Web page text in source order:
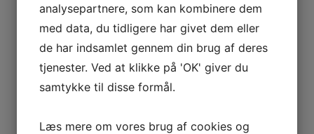
analysepartnere, som kan kombinere dem
med data, du tidligere har givet dem eller
de har indsamlet gennem din brug af deres
tjenester. Ved at klikke på 'OK' giver du
samtykke til disse formål.
Læs mere om vores brug af cookies og